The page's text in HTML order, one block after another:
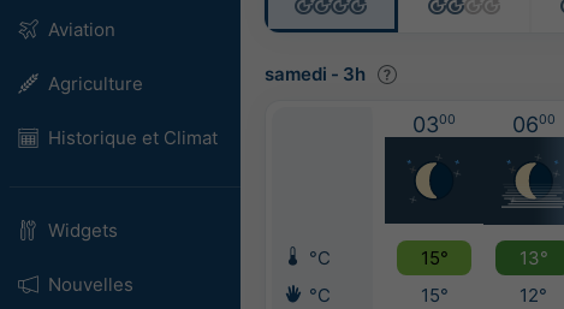
Aviation
Agriculture
Historique et Climat
Widgets
Nouvelles
samedi - 3h
0300 0600
°C 15° 13°
°C
15° 12°